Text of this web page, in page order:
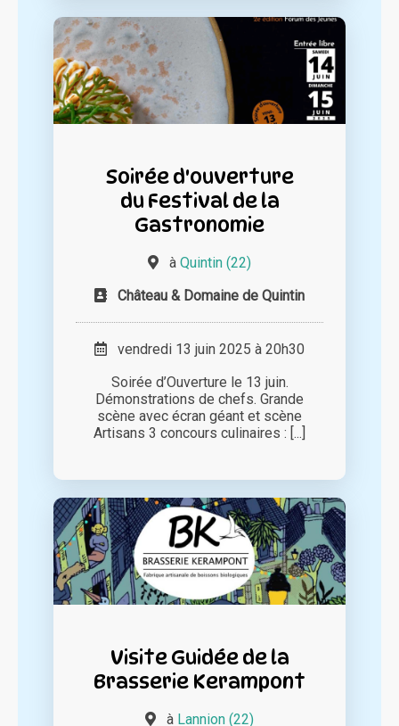
Soirée d'ouverture
du Festival de la
Gastronomie
à Quintin (22)
Château & Domaine de Quintin
vendredi 13 juin 2025 à 20h30
Soirée d’Ouverture le 13 juin.
Démonstrations de chefs. Grande
scène avec écran géant et scène
Artisans 3 concours culinaires : [...]
Visite Guidée de la
Brasserie Kerampont
à Lannion (22)